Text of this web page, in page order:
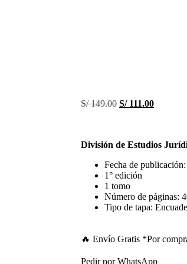
S/149.00 S/111.00
División de Estudios
Fecha de
1° edición
1 tomo
Número de páginas:
Tipo de tapa:
🔥 Envío Gratis *Por
Pedir por WhatsApp